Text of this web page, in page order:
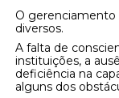
O gerenciamento
diversos.
A falta de
instituições, a
deficiência na
alguns dos